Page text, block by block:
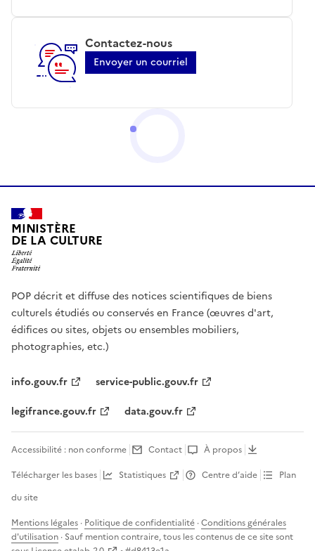
Contactez-nous
Envoyer un courriel
MINISTÈRE
DE LA CULTURE
POP décrit et diffuse des notices scientifiques de biens
culturels étudiés ou conservés en France (œuvres d'art,
édifices ou sites, objets ou ensembles mobiliers,
photographies, etc.)
info.gouv.fr
service-public.gouv.fr
legifrance.gouv.fr
data.gouv.fr
Accessibilité : non conforme Contact
À propos
Télécharger les bases
Statistiques Centre d’aide
Plan
du site
Mentions légales · Politique de confidentialité ·Conditions générales
d'utilisation · Sauf mention contraire, tous les contenus de ce site sont